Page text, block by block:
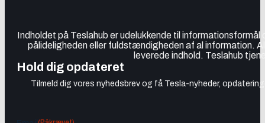
Indholdet på Teslahub er udelukkende til
pålideligheden eller fuldstændigheden af al information.
leverede indhold. Teslahub
Hold dig opdateret
Tilmeld dig vores nyhedsbrev og få Tesla-nyheder,